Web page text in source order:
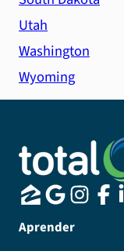
Utah
Washington
Wyoming
Aprender